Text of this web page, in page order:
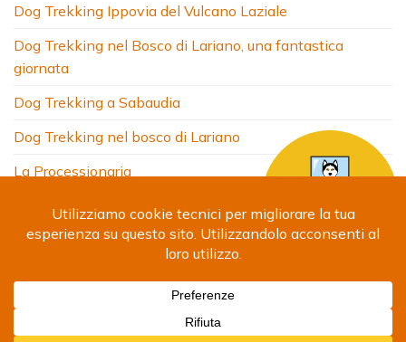
Dog Trekking Ippovia del Vulcano Laziale
Dog Trekking nel Bosco di Lariano, una fantastica
giornata
Dog Trekking a Sabaudia
Dog Trekking nel bosco di Lariano
La Processionaria
COSA FACCIO
SITI AMICI
CONTATTI
Copyright 2024 © Debora Segna. Designed by